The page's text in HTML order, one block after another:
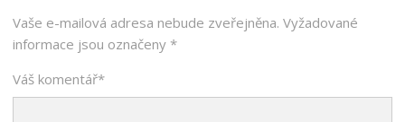
Vaše e-mailová adresa nebude zveřejněna. Vyžadované
informace jsou označeny *
Váš komentář*